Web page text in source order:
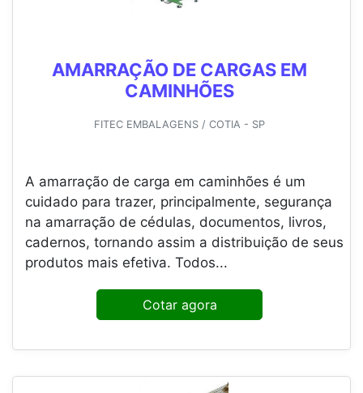
AMARRAÇÃO DE CARGAS EM
CAMINHÕES
FITEC EMBALAGENS / COTIA - SP
A amarração de carga em caminhões é um
cuidado para trazer, principalmente, segurança
na amarração de cédulas, documentos, livros,
cadernos, tornando assim a distribuição de seus
produtos mais efetiva. Todos...
Cotar agora